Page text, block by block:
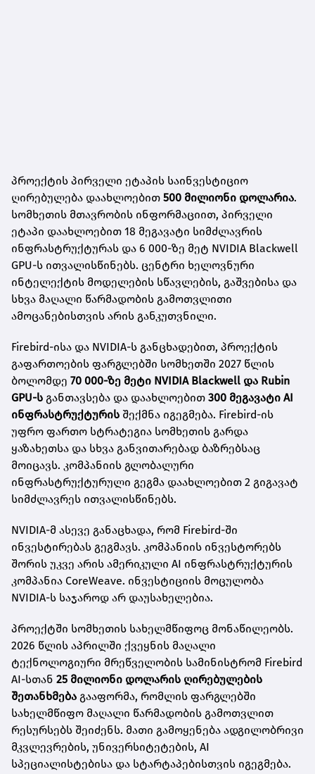
პროექტის პირველი ეტაპის საინვესტიციო
ღირებულება დაახლოებით 500 მილიონი დოლარია.
სომხეთის მთავრობის ინფორმაციით, პირველი
ეტაპი დაახლოებით 18 მეგავატი სიმძლავრის
ინფრასტრუქტურას და 6 000-ზე მეტ NVIDIA Blackwell
GPU-ს ითვალისწინებს. ცენტრი ხელოვნური
ინტელექტის მოდელების სწავლების, გაშვებისა და
სხვა მაღალი წარმადობის გამოთვლითი
ამოცანებისთვის არის განკუთვნილი.
Firebird-ისა და NVIDIA-ს განცხადებით, პროექტის
გაფართოების ფარგლებში სომხეთში 2027 წლის
ბოლომდე 70 000-ზე მეტი NVIDIA Blackwell და Rubin
GPU-ს განთავსება და დაახლოებით 300 მეგავატი AI
ინფრასტრუქტურის შექმნა იგეგმება. Firebird-ის
უფრო ფართო სტრატეგია სომხეთის გარდა
ყაზახეთსა და სხვა განვითარებად ბაზრებსაც
მოიცავს. კომპანიის გლობალური
ინფრასტრუქტურული გეგმა დაახლოებით 2 გიგავატ
სიმძლავრეს ითვალისწინებს.
NVIDIA-მ ასევე განაცხადა, რომ Firebird-ში
ინვესტირებას გეგმავს. კომპანიის ინვესტორებს
შორის უკვე არის ამერიკული AI ინფრასტრუქტურის
კომპანია CoreWeave. ინვესტიციის მოცულობა
NVIDIA-ს საჯაროდ არ დაუსახელებია.
პროექტში სომხეთის სახელმწიფოც მონაწილეობს.
2026 წლის აპრილში ქვეყნის მაღალი
ტექნოლოგიური მრეწველობის სამინისტრომ Firebird
AI-სთან 25 მილიონი დოლარის ღირებულების
შეთანხმება გააფორმა, რომლის ფარგლებში
სახელმწიფო მაღალი წარმადობის გამოთვლით
რესურსებს შეიძენს. მათი გამოყენება ადგილობრივი
მკვლევრების, უნივერსიტეტების, AI
სპეციალისტებისა და სტარტაპებისთვის იგეგმება.